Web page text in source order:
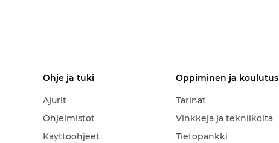
Ohje ja tuki
Ajurit
Ohjelmistot
Käyttöohjeet
Oppiminen ja koulutus
Tarinat
Vinkkejä ja tekniikoita
Tietopankki